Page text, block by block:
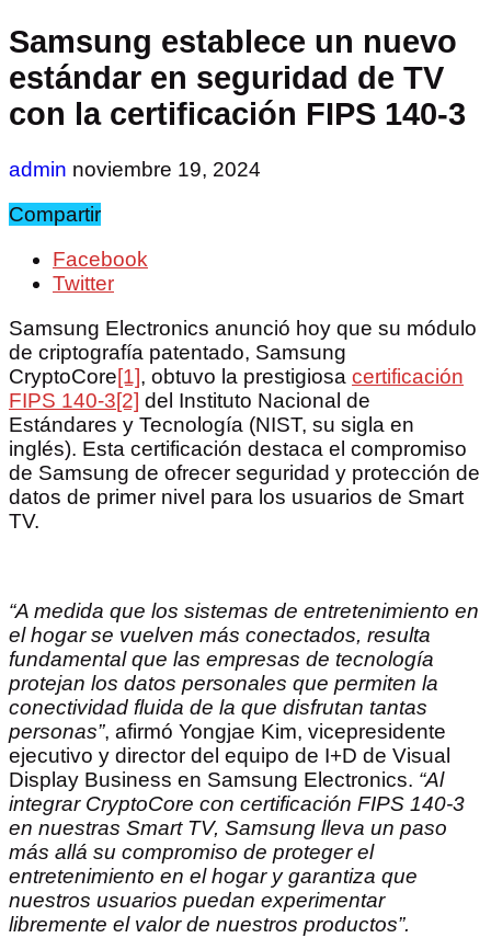
Samsung establece un nuevo
estándar en seguridad de TV
con la certificación FIPS 140-3
admin noviembre 19, 2024
Compartir
Facebook
Twitter
Samsung Electronics anunció hoy que su módulo
de criptografía patentado, Samsung
CryptoCore[1], obtuvo la prestigiosa certificación
FIPS 140-3[2] del Instituto Nacional de
Estándares y Tecnología (NIST, su sigla en
inglés). Esta certificación destaca el compromiso
de Samsung de ofrecer seguridad y protección de
datos de primer nivel para los usuarios de Smart
TV.
“A medida que los sistemas de entretenimiento en
el hogar se vuelven más conectados, resulta
fundamental que las empresas de tecnología
protejan los datos personales que permiten la
conectividad fluida de la que disfrutan tantas
personas”, afirmó Yongjae Kim, vicepresidente
ejecutivo y director del equipo de I+D de Visual
Display Business en Samsung Electronics. “Al
integrar CryptoCore con certificación FIPS 140-3
en nuestras Smart TV, Samsung lleva un paso
más allá su compromiso de proteger el
entretenimiento en el hogar y garantiza que
nuestros usuarios puedan experimentar
libremente el valor de nuestros productos”.